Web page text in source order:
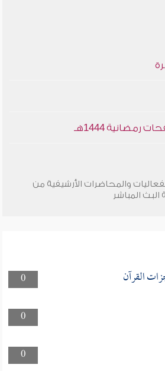
1444هـ
والمحاضرات الأرشيفية من
المباشر
0 القرآن
0
0